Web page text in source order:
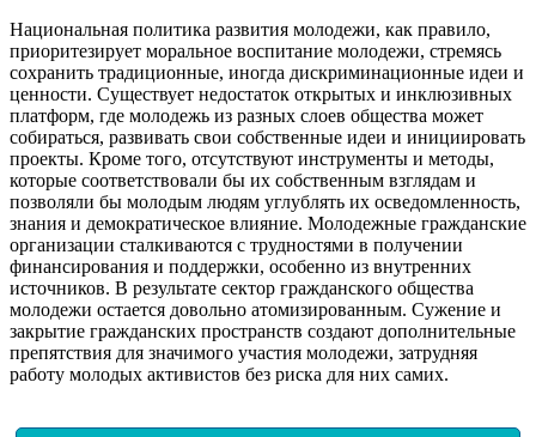
Национальная политика развития молодежи, как правило,
приоритезирует моральное воспитание молодежи, стремясь
сохранить традиционные, иногда дискриминационные идеи и
ценности. Существует недостаток открытых и инклюзивных
платформ, где молодежь из разных слоев общества может
собираться, развивать свои собственные идеи и инициировать
проекты. Кроме того, отсутствуют инструменты и методы,
которые соответствовали бы их собственным взглядам и
позволяли бы молодым людям углублять их осведомленность,
знания и демократическое влияние. Молодежные гражданские
организации сталкиваются с трудностями в получении
финансирования и поддержки, особенно из внутренних
источников. В результате сектор гражданского общества
молодежи остается довольно атомизированным. Сужение и
закрытие гражданских пространств создают дополнительные
препятствия для значимого участия молодежи, затрудняя
работу молодых активистов без риска для них самих.